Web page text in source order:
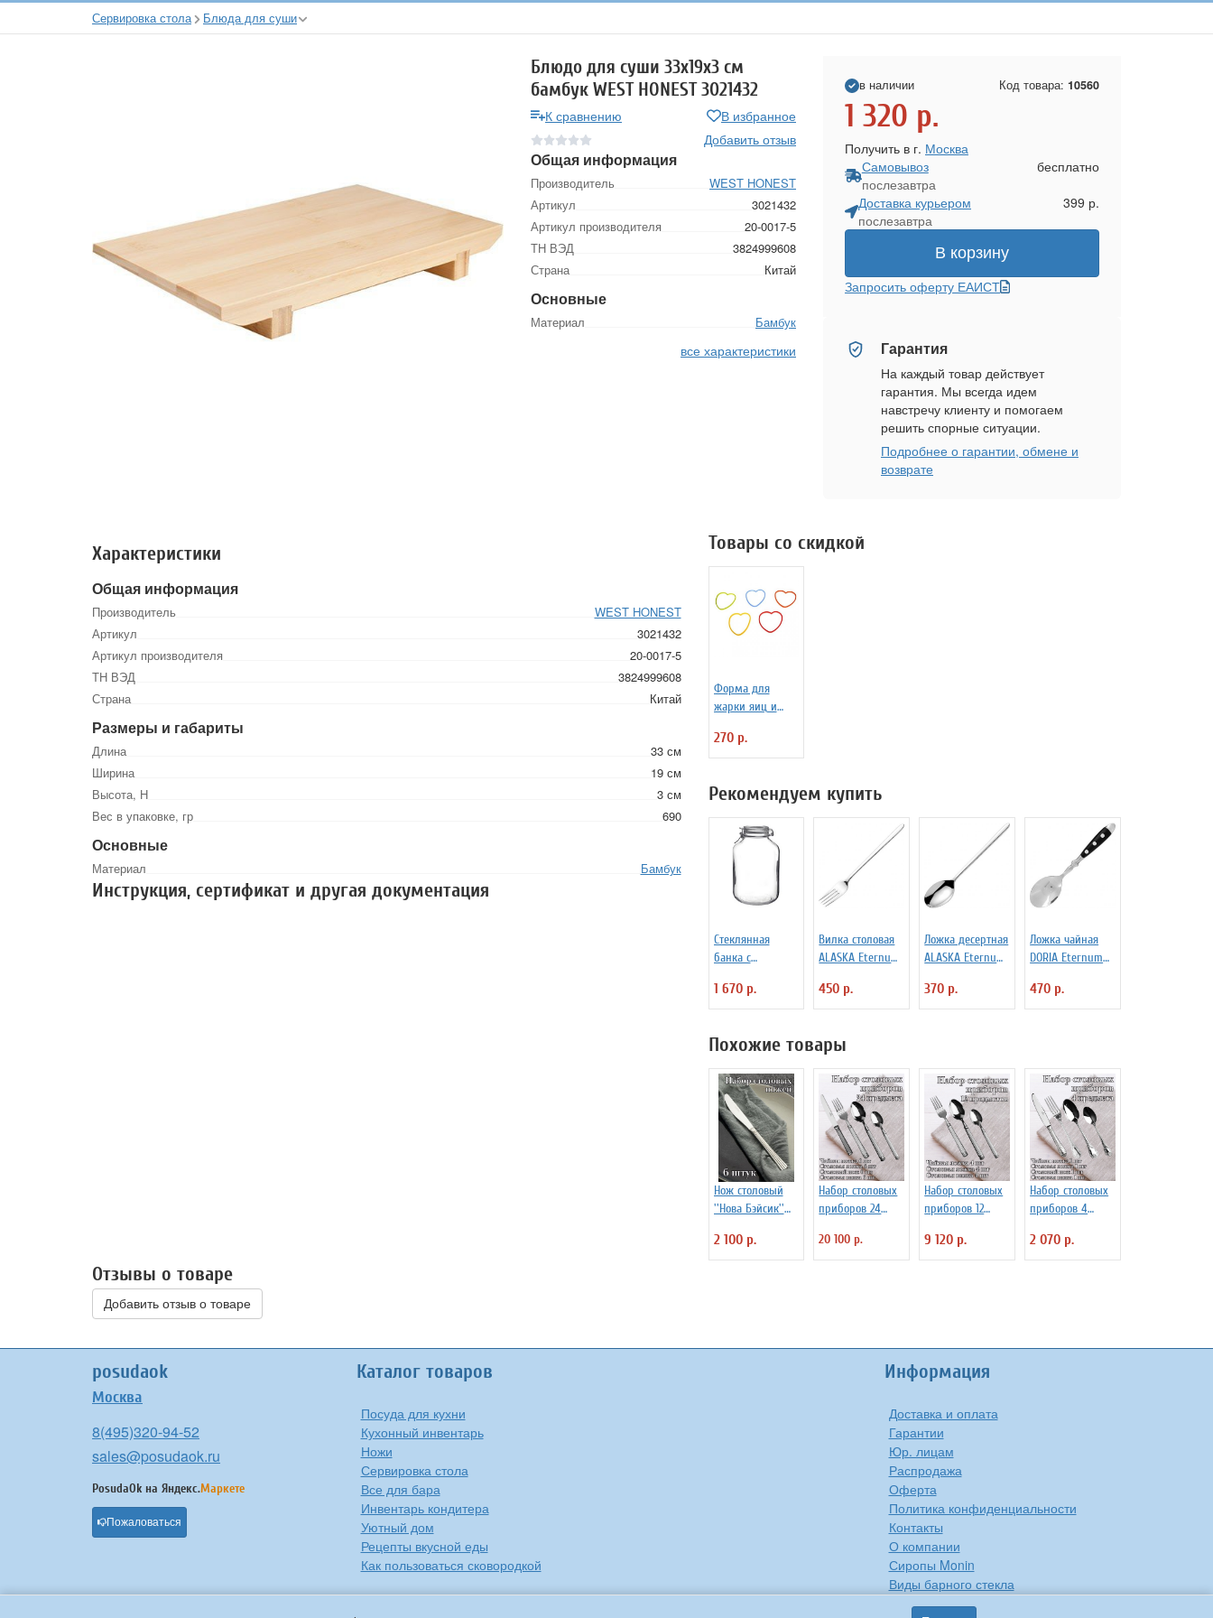
Сервировка стола Блюда для суши
Блюдо для суши 33x19x3 см
бамбук WEST HONEST 3021432
К сравнению
В избранное
Добавить отзыв
Общая информация
Производитель
WEST HONEST
Артикул
3021432
Артикул производителя
20-0017-5
ТН ВЭД
3824999608
Страна
Китай
Основные
Материал Бамбук
все характеристики
в наличии Код товара: 10560
1 320 р.
Получить в г. Москва
Самовывоз
послезавтра
бесплатно
Доставка курьером
послезавтра
399 р.
В корзину
Запросить оферту ЕАИСТ
Гарантия
На каждый товар действует
гарантия. Мы всегда идем
навстречу клиенту и помогаем
решить спорные ситуации.
Подробнее о гарантии, обмене и
возврате
Характеристики
Общая информация
Производитель
WEST HONEST
Артикул
3021432
Артикул производителя
20-0017-5
ТН ВЭД
3824999608
Страна
Китай
Размеры и габариты
Длина
33 см
Ширина
19 см
Высота, Н
3 см
Вес в упаковке, гр
690
Основные
Материал Бамбук
Инструкция, сертификат и другая документация
Товары со скидкой
Форма для
жарки яиц и
силиконовая
Любовь
270 р.
Рекомендуем купить
Стеклянная
банка с
замком Fido 5 л
Bormioli Rocco
1 670 р.
Вилка столовая
ALASKA Eternum
450 р.
Ложка десертная
ALASKA Eternum
370 р.
Ложка чайная
DORIA Eternum
470 р.
Похожие товары
Нож столовый
''Нова Бэйсик''
2 100 р.
Набор столовых
приборов 24
"Verona" Luxstah
20 100 р.
Набор столовых
приборов 12
"Verona" Luxstah
9 120 р.
Набор столовых
приборов 4
"Rome" Luxstahl
2 070 р.
Отзывы о товаре
Добавить отзыв о товаре
posudaok
Москва
8(495)320-94-52
sales@posudaok.ru
PosudaOk на Яндекс.Маркете
Пожаловаться
Каталог товаров
Посуда для кухни
Кухонный инвентарь
Ножи
Сервировка стола
Все для бара
Инвентарь кондитера
Уютный дом
Рецепты вкусной еды
Как пользоваться сковородкой
Информация
Доставка и оплата
Гарантии
Юр. лицам
Распродажа
Оферта
Политика конфиденциальности
Контакты
О компании
Сиропы Monin
Виды барного стекла
Рецепты вкусной еды